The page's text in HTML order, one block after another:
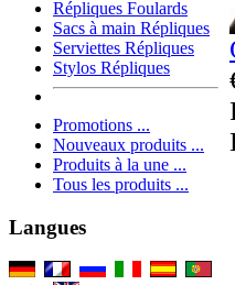
Répliques Foulards
Sacs à main Répliques
Serviettes Répliques
Stylos Répliques
Promotions ...
Nouveaux produits ...
Produits à la une ...
Tous les produits ...
Langues